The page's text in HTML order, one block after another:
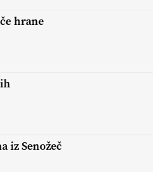
hrane
iz Senožeč